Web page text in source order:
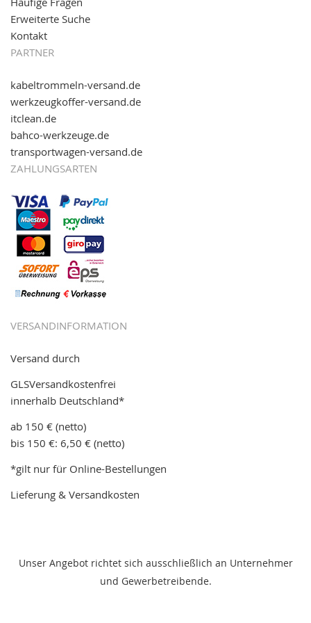
Erweiterte Suche
Kontakt
PARTNER
kabeltrommeln-versand.de
werkzeugkoffer-versand.de
itclean.de
bahco-werkzeuge.de
transportwagen-versand.de
ZAHLUNGSARTEN
VERSANDINFORMATION
Versand durch
GLSVersandkostenfrei
innerhalb Deutschland*
ab 150 € (netto)
bis 150 €: 6,50 € (netto)
*gilt nur für Online-Bestellungen
Lieferung & Versandkosten
Unser Angebot richtet sich ausschließlich an Unternehmer
und Gewerbetreibende.